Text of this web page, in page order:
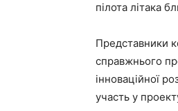
пілота літака
Представники
справжнього
інноваційної
участь у